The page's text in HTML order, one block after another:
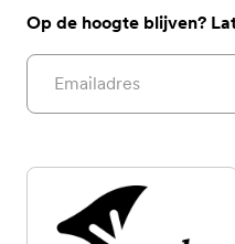
Op de hoogte blijven?
Email address